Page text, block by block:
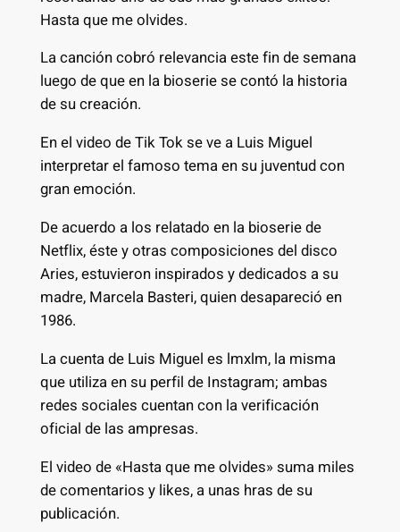
Hasta que me olvides.
La canción cobró relevancia este fin de semana
luego de que en la bioserie se contó la historia
de su creación.
En el video de Tik Tok se ve a Luis Miguel
interpretar el famoso tema en su juventud con
gran emoción.
De acuerdo a los relatado en la bioserie de
Netflix, éste y otras composiciones del disco
Aries, estuvieron inspirados y dedicados a su
madre, Marcela Basteri, quien desapareció en
1986.
La cuenta de Luis Miguel es lmxlm, la misma
que utiliza en su perfil de Instagram; ambas
redes sociales cuentan con la verificación
oficial de las ampresas.
El video de «Hasta que me olvides» suma miles
de comentarios y likes, a unas hras de su
publicación.